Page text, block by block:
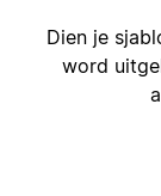
Dien je
word